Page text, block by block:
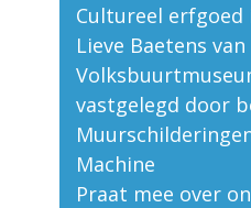
Cultureel erfgoed
Lieve Baetens
vastgelegd door
Machine
Praat mee over